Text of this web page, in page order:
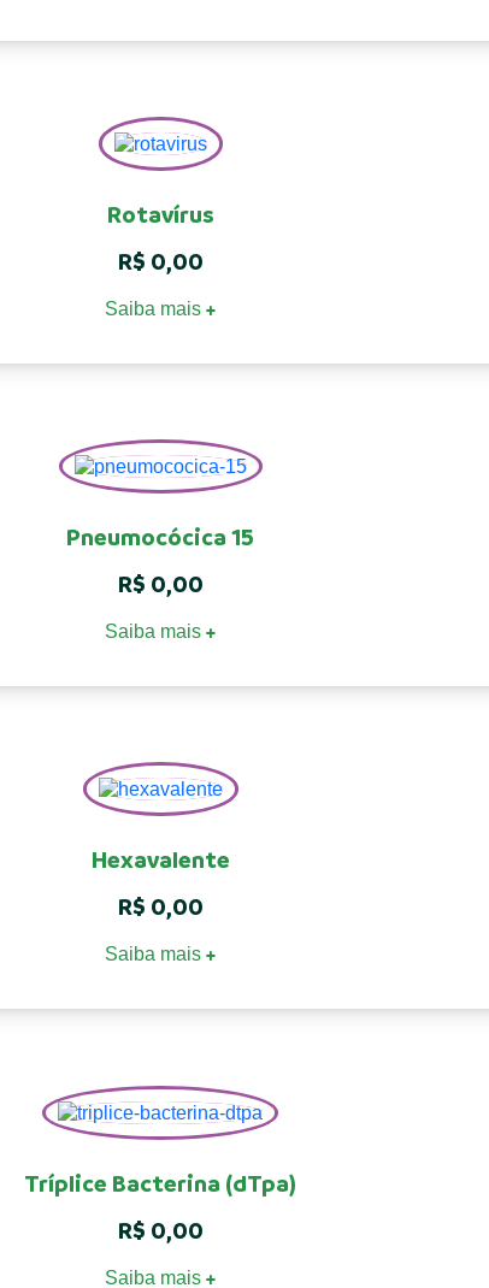
Rotavírus
R$ 0,00
Saiba mais +
Pneumocócica 15
R$ 0,00
Saiba mais +
Hexavalente
R$ 0,00
Saiba mais +
Tríplice Bacterina (dTpa)
R$ 0,00
Saiba mais +